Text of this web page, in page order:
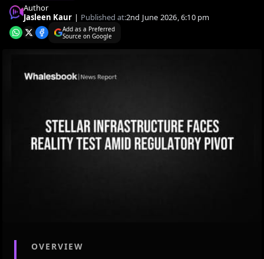
Author
Jasleen Kaur | Published at:2nd June 2026, 6:10 pm
Add as a Preferred
Source on Google
OVERVIEW